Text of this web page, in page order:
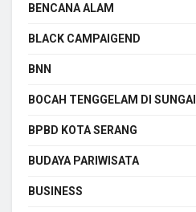
BENCANA ALAM
BLACK CAMPAIGEND
BNN
BOCAH TENGGELAM DI SUNGAI
BPBD KOTA SERANG
BUDAYA PARIWISATA
BUSINESS